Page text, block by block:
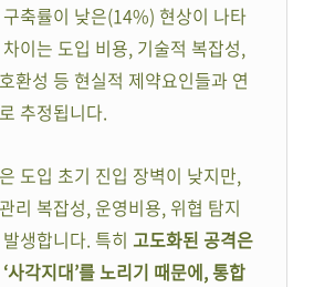
축률이 낮은(14%) 현상이 나타
이는 도입 비용, 기술적 복잡성,
환성 등 현실적 제약요인들과 연
추정됩니다.
도입 초기 진입 장벽이 낮지만,
리 복잡성, 운영비용, 위협 탐지
생합니다. 특히 고도화된 공격은
사각지대’를 노리기 때문에, 통합